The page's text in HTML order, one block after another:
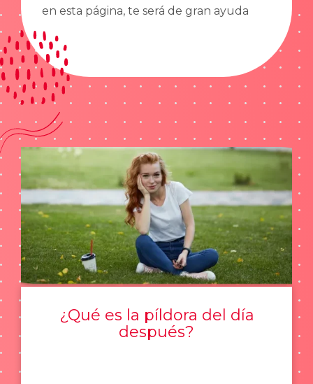
en esta página, te será de gran ayuda
¿Qué es la píldora del día
después?